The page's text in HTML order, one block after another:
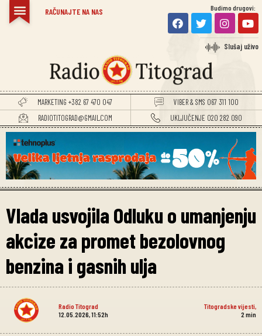
RAČUNAJTE NA NAS Budimo drugovi:
Slušaj uživo
MARKETING +382 67 470 047
VIBER & SMS 067 311 100
RADIOTITOGRAD@GMAIL.COM
UKLJUČENJE 020 282 090
Vlada usvojila Odluku o umanjenju
akcize za promet bezolovnog
benzina i gasnih ulja
Radio Titograd Titogradske vijesti,
12.05.2026, 11:52h
2 min